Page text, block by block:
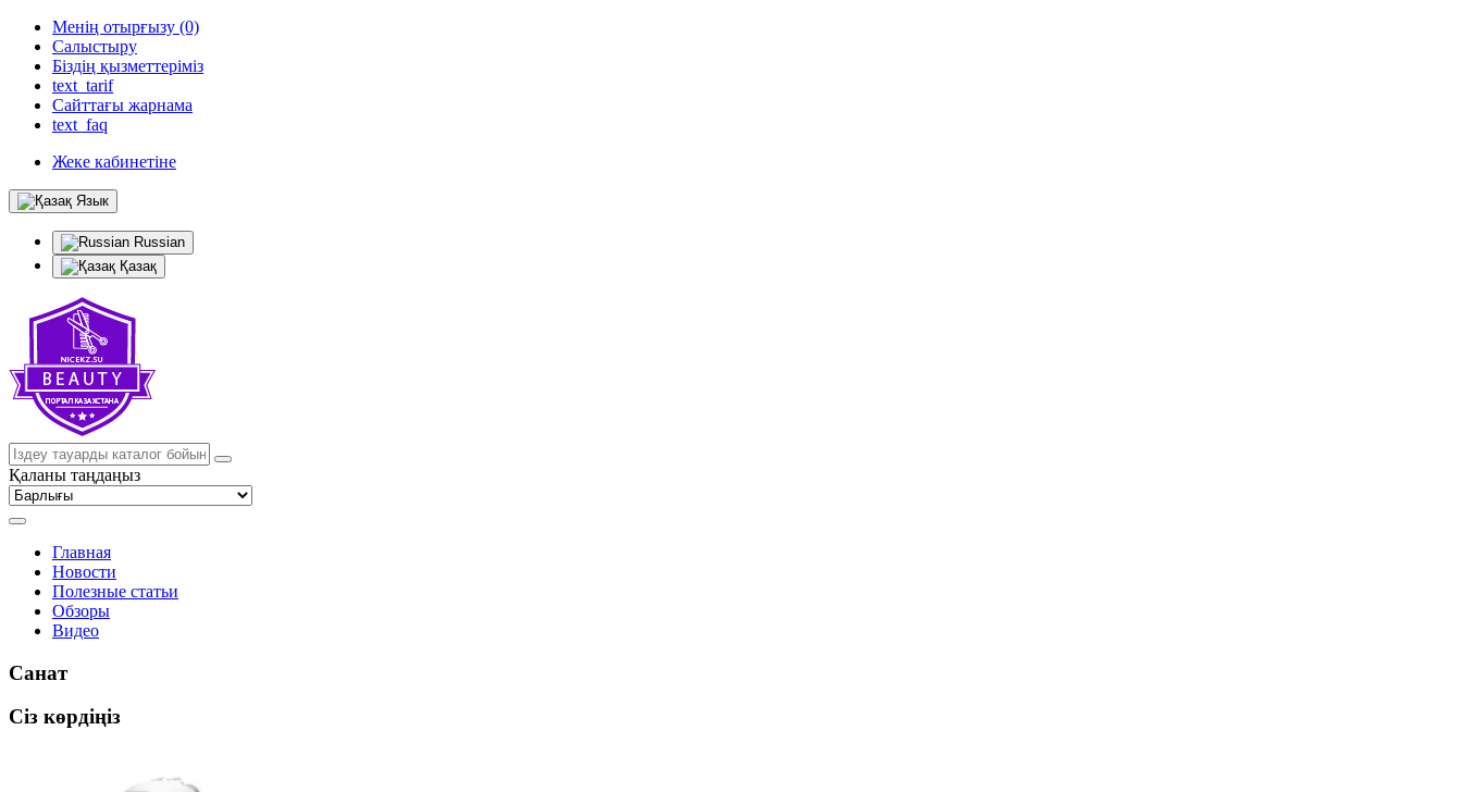
Менің отырғызу (0)
Салыстыру
Біздің қызметтеріміз
text_tarif
Сайттағы жарнама
text_faq
Жеке кабинетіне
Язык
Russian
Қазақ
Қаланы таңдаңыз
Главная
Новости
Полезные статьи
Обзоры
Видео
Санат
Сіз көрдіңіз